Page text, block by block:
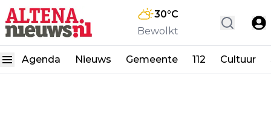
30°C
Bewolkt
Agenda Nieuws Gemeente 112 Cultuur